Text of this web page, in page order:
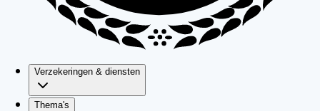
Verzekeringen & diensten
Thema's